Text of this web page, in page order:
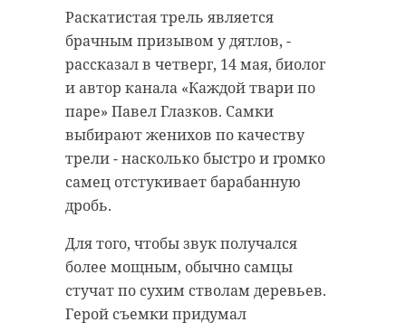
Раскатистая трель является
брачным призывом у дятлов, -
рассказал в четверг, 14 мая, биолог
и автор канала «Каждой твари по
паре» Павел Глазков. Самки
выбирают женихов по качеству
трели - насколько быстро и громко
самец отстукивает барабанную
дробь.
Для того, чтобы звук получался
более мощным, обычно самцы
стучат по сухим стволам деревьев.
Герой съемки придумал